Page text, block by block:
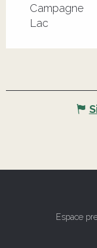
Campagne
Lac
Espace